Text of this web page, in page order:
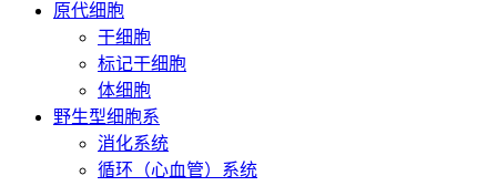
原代细胞
干细胞
标记干细胞
体细胞
野生型细胞系
消化系统
循环（心血管）系统